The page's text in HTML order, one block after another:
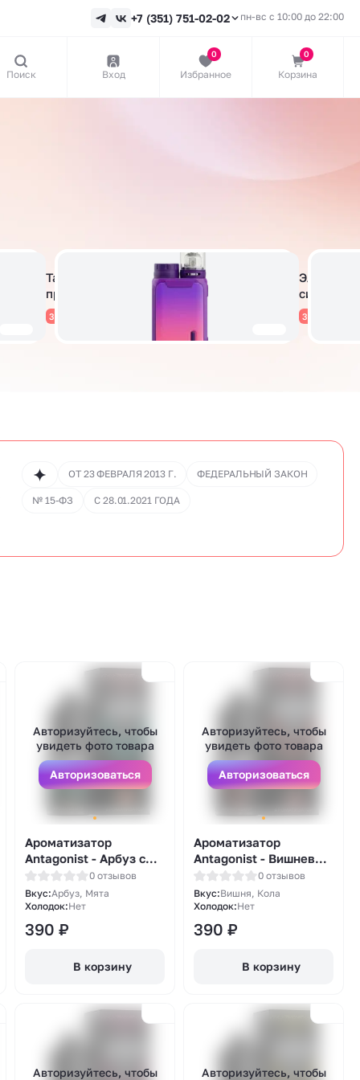
+7 (351) 751-02-02 пн-вс с 10:00 до 22:00
Поиск Вход
0
Избранное
0
Корзина
Табачная
продукция
38 товаров
сигареты
332 товара
ОТ 23 ФЕВРАЛЯ 2013 Г. ФЕДЕРАЛЬНЫЙ ЗАКОН
№ 15-ФЗ С 28.01.2021 ГОДА
Авторизуйтесь, чтобы
увидеть фото товара
Авторизоваться
Ароматизатор
Antagonist - Арбуз с
мятой 13мл0 отзывов
Вкус:Арбуз, Мята
Холодок:Нет
390₽
В корзину
Авторизуйтесь, чтобы
увидеть фото товара
Авторизоваться
Ароматизатор
Antagonist - Вишневая
кола 13мл 0 отзывов
Вкус:Вишня, Кола
Холодок:Нет
390₽
В корзину
Авторизуйтесь, чтобы
Авторизуйтесь, чтобы